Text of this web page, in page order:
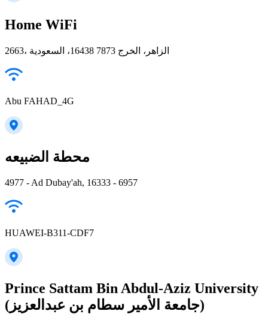
Home WiFi
2663، الزاهر، الخرج 16438 7873، السعودية
Abu FAHAD_4G
محطة الضبيعه
4977 - Ad Dubay'ah, 16333 - 6957
HUAWEI-B311-CDF7
Prince Sattam Bin Abdul-Aziz University
(جامعة الأمير سطام بن عبدالعزيز)